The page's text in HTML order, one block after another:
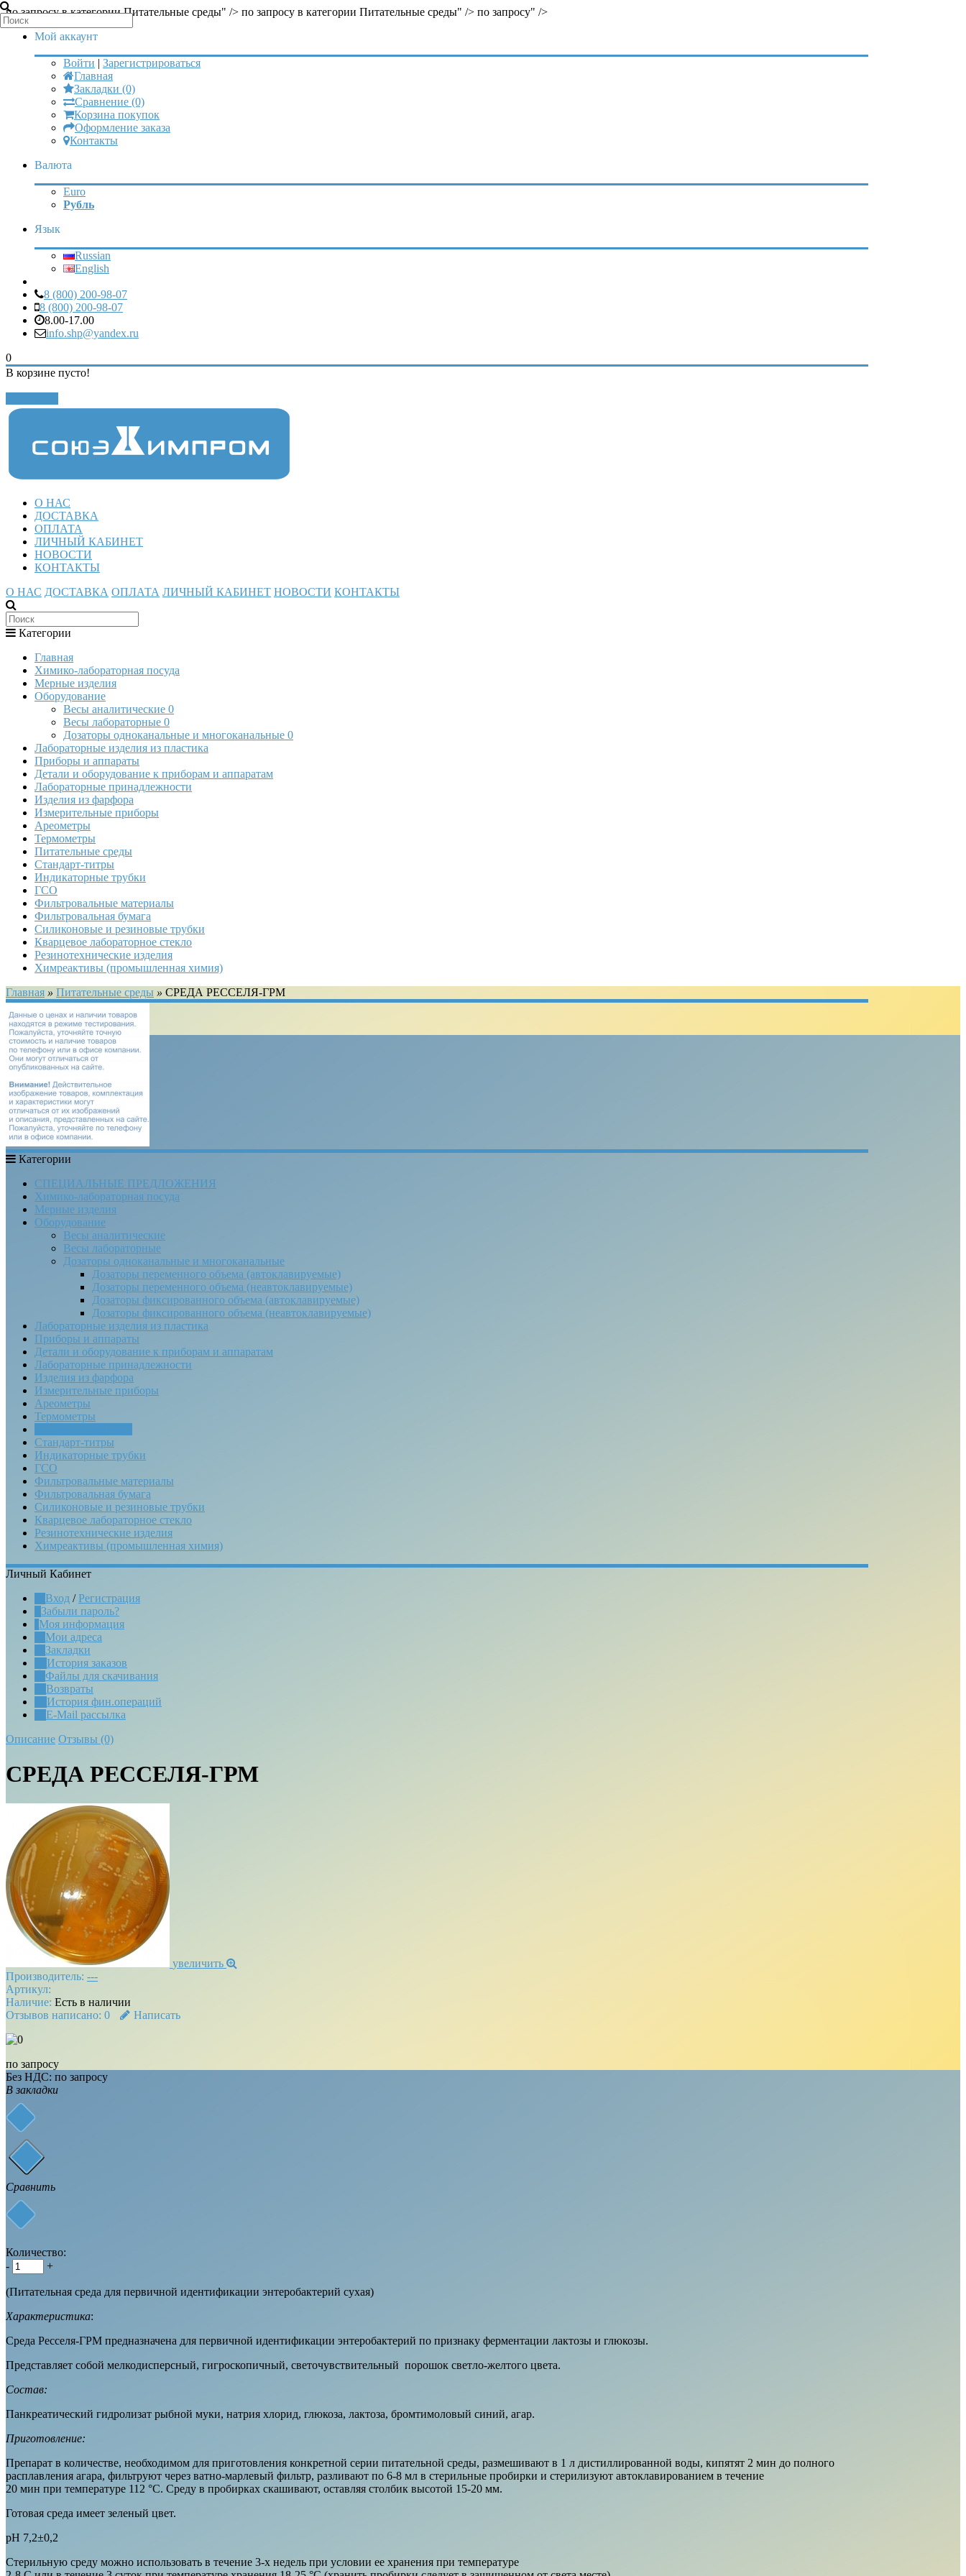
по запросу в категории Питательные среды" /> по запросу в категории Питательные среды" /> по запросу" />
Мой аккаунт
Войти | Зарегистрироваться
Главная
Закладки (0)
Сравнение (0)
Корзина покупок
Оформление заказа
Контакты
Валюта
Euro
Рубль
Язык
Russian
English
8 (800) 200-98-07
8 (800) 200-98-07
8.00-17.00
info.shp@yandex.ru
0
В корзине пусто!
О НАС
ДОСТАВКА
ОПЛАТА
ЛИЧНЫЙ КАБИНЕТ
НОВОСТИ
КОНТАКТЫ
О НАС ДОСТАВКА ОПЛАТА ЛИЧНЫЙ КАБИНЕТ НОВОСТИ КОНТАКТЫ
Категории
Главная
Химико-лабораторная посуда
Мерные изделия
Оборудование
Весы аналитические 0
Весы лабораторные 0
Дозаторы одноканальные и многоканальные 0
Лабораторные изделия из пластика
Приборы и аппараты
Детали и оборудование к приборам и аппаратам
Лабораторные принадлежности
Изделия из фарфора
Измерительные приборы
Ареометры
Термометры
Питательные среды
Стандарт-титры
Индикаторные трубки
ГСО
Фильтровальные материалы
Фильтровальная бумага
Силиконовые и резиновые трубки
Кварцевое лабораторное стекло
Резинотехнические изделия
Химреактивы (промышленная химия)
Главная » Питательные среды » СРЕДА РЕССЕЛЯ-ГРМ
Категории
СПЕЦИАЛЬНЫЕ ПРЕДЛОЖЕНИЯ
Химико-лабораторная посуда
Мерные изделия
Оборудование
Весы аналитические
Весы лабораторные
Дозаторы одноканальные и многоканальные
Дозаторы переменного объема (автоклавируемые)
Дозаторы переменного объема (неавтоклавируемые)
Дозаторы фиксированного объема (автоклавируемые)
Дозаторы фиксированного объема (неавтоклавируемые)
Лабораторные изделия из пластика
Приборы и аппараты
Детали и оборудование к приборам и аппаратам
Лабораторные принадлежности
Изделия из фарфора
Измерительные приборы
Ареометры
Термометры
Стандарт-титры
Индикаторные трубки
ГСО
Фильтровальные материалы
Фильтровальная бумага
Силиконовые и резиновые трубки
Кварцевое лабораторное стекло
Резинотехнические изделия
Химреактивы (промышленная химия)
Личный Кабинет
Вход / Регистрация
Забыли пароль?
Моя информация
Мои адреса
Закладки
История заказов
Файлы для скачивания
Возвраты
История фин.операций
E-Mail рассылка
Описание Отзывы (0)
СРЕДА РЕССЕЛЯ-ГРМ
увеличить
Производитель: ---
Артикул:
Наличие: Есть в наличии
Отзывов написано: 0 Написать
по запросу
Без НДС: по запросу
В закладки
Сравнить
Количество:
-
+
(Питательная среда для первичной идентификации энтеробактерий сухая)
Характеристика:
Среда Ресселя-ГРМ предназначена для первичной идентификации энтеробактерий по признаку ферментации лактозы и глюкозы.
Представляет собой мелкодисперсный, гигроскопичный, светочувствительный порошок светло-желтого цвета.
Состав:
Панкреатический гидролизат рыбной муки, натрия хлорид, глюкоза, лактоза, бромтимоловый синий, агар.
Приготовление:
Препарат в количестве, необходимом для приготовления конкретной серии питательной среды, размешивают в 1 л дистиллированной воды, кипятят 2 мин до полного
расплавления агара, фильтруют через ватно-марлевый фильтр, разливают по 6-8 мл в стерильные пробирки и стерилизуют автоклавированием в течение
20 мин при температуре 112 °С. Среду в пробирках скашивают, оставляя столбик высотой 15-20 мм.
Готовая среда имеет зеленый цвет.
рН 7,2±0,2
Стерильную среду можно использовать в течение 3-х недель при условии ее хранения при температуре